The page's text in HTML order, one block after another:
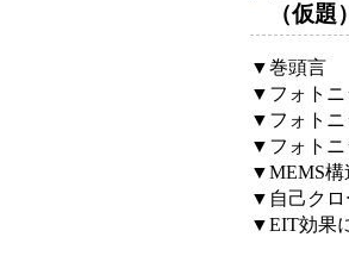
（仮題
▼巻頭言
▼フォトニ
▼フォトニ
▼フォトニ
▼MEMS構
▼自己クロ
▼EIT効果